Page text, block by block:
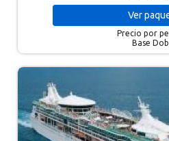
Ver
Precio por
Base